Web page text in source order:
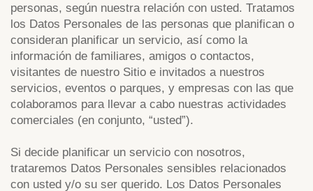
personas, según nuestra relación con usted. Tratamos
los Datos Personales de las personas que planifican o
consideran planificar un servicio, así como la
información de familiares, amigos o contactos,
visitantes de nuestro Sitio e invitados a nuestros
servicios, eventos o parques, y empresas con las que
colaboramos para llevar a cabo nuestras actividades
comerciales (en conjunto, “usted”).
Si decide planificar un servicio con nosotros,
trataremos Datos Personales sensibles relacionados
con usted y/o su ser querido. Los Datos Personales